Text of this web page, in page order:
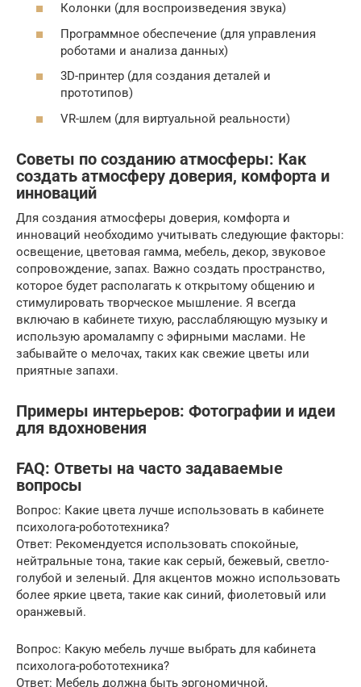
Колонки (для воспроизведения звука)
Программное обеспечение (для управления
роботами и анализа данных)
3D-принтер (для создания деталей и
прототипов)
VR-шлем (для виртуальной реальности)
Советы по созданию атмосферы: Как
создать атмосферу доверия, комфорта и
инноваций
Для создания атмосферы доверия, комфорта и
инноваций необходимо учитывать следующие факторы:
освещение, цветовая гамма, мебель, декор, звуковое
сопровождение, запах. Важно создать пространство,
которое будет располагать к открытому общению и
стимулировать творческое мышление. Я всегда
включаю в кабинете тихую, расслабляющую музыку и
использую аромалампу с эфирными маслами. Не
забывайте о мелочах, таких как свежие цветы или
приятные запахи.
Примеры интерьеров: Фотографии и идеи
для вдохновения
FAQ: Ответы на часто задаваемые
вопросы
Вопрос: Какие цвета лучше использовать в кабинете
психолога-робототехника?
Ответ: Рекомендуется использовать спокойные,
нейтральные тона, такие как серый, бежевый, светло-
голубой и зеленый. Для акцентов можно использовать
более яркие цвета, такие как синий, фиолетовый или
оранжевый.
Вопрос: Какую мебель лучше выбрать для кабинета
психолога-робототехника?
Ответ: Мебель должна быть эргономичной,